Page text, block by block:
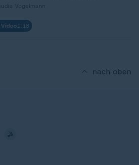
1:18
nach oben